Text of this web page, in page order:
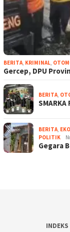
BERITA, KRIMINAL,
Gercep, DPU
BERITA,
BERITA,
POLITIK
Gegara
INDEKS